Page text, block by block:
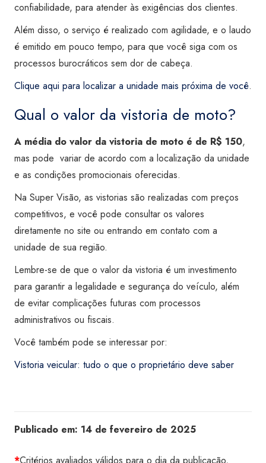
confiabilidade, para atender às exigências dos clientes.
Além disso, o serviço é realizado com agilidade, e o laudo
é emitido em pouco tempo, para que você siga com os
processos burocráticos sem dor de cabeça.
Clique aqui para localizar a unidade mais próxima de você.
Qual o valor da vistoria de moto?
A média do valor da vistoria de moto é de R$ 150,
mas pode variar de acordo com a localização da unidade
e as condições promocionais oferecidas.
Na Super Visão, as vistorias são realizadas com preços
competitivos, e você pode consultar os valores
diretamente no site ou entrando em contato com a
unidade de sua região.
Lembre-se de que o valor da vistoria é um investimento
para garantir a legalidade e segurança do veículo, além
de evitar complicações futuras com processos
administrativos ou fiscais.
Você também pode se interessar por:
Vistoria veicular: tudo o que o proprietário deve saber
Publicado em: 14 de fevereiro de 2025
*Critérios avaliados válidos para o dia da publicação,